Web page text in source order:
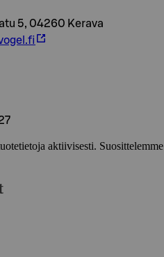
5, 04260 Kerava
aktiivisesti.